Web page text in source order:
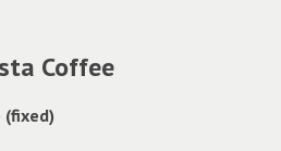
Coffee
(fixed)